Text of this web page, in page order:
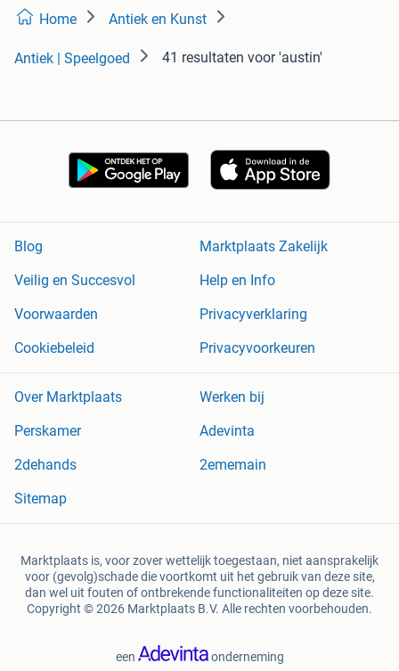
Home Antiek en Kunst
Antiek | Speelgoed 41 resultaten voor 'austin'
Blog
Marktplaats Zakelijk
Veilig en Succesvol
Help en Info
Voorwaarden
Privacyverklaring
Cookiebeleid
Privacyvoorkeuren
Over Marktplaats
Werken bij
Perskamer
Adevinta
2dehands
2ememain
Sitemap
Marktplaats is, voor zover wettelijk toegestaan, niet aansprakelijk
voor (gevolg)schade die voortkomt uit het gebruik van deze site,
dan wel uit fouten of ontbrekende functionaliteiten op deze site.
Copyright © 2026 Marktplaats B.V. Alle rechten voorbehouden.
een onderneming